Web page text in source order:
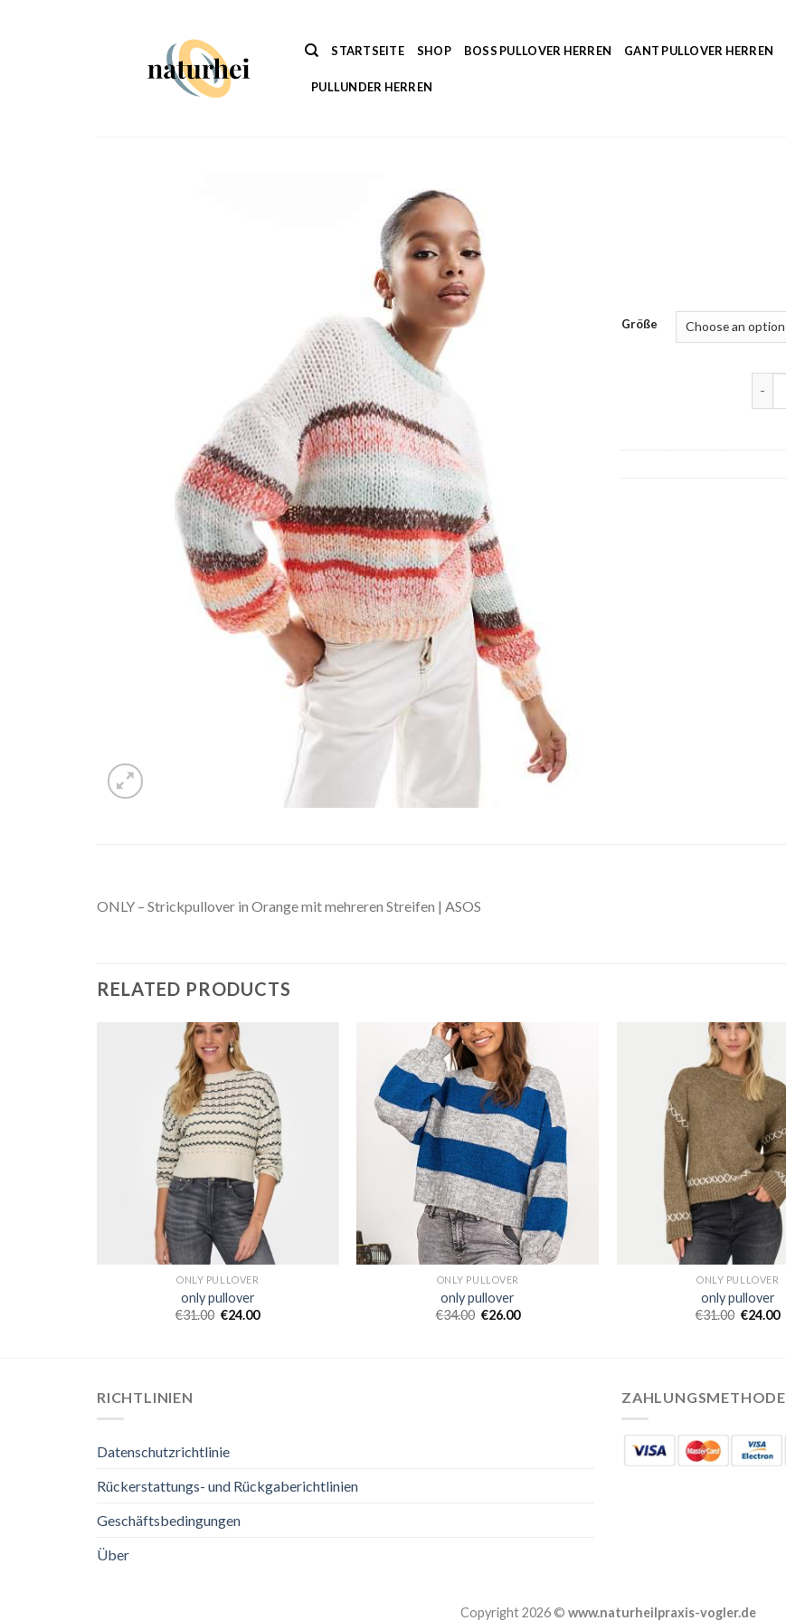
STARTSEITE SHOP BOSS PULLOVER HERREN GANT PULLOVER HERREN
PULLUNDER HERREN
Größe
ONLY – Strickpullover in Orange mit mehreren Streifen | ASOS
RELATED PRODUCTS
ONLY PULLOVER
only pullover
€31.00 €24.00
ONLY PULLOVER
only pullover
€34.00 €26.00
ONLY PULLOVER
only pullover
€31.00 €24.00
RICHTLINIEN
Datenschutzrichtlinie
Rückerstattungs- und Rückgaberichtlinien
Geschäftsbedingungen
Über
ZAHLUNGSMETHODE
Copyright 2026 © www.naturheilpraxis-vogler.de